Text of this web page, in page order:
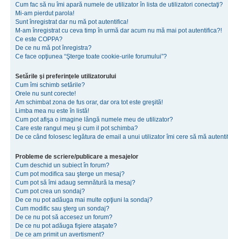
Cum fac să nu îmi apară numele de utilizator în lista de utilizatori conectaţi?
Mi-am pierdut parola!
Sunt înregistrat dar nu mă pot autentifica!
M-am înregistrat cu ceva timp în urmă dar acum nu mă mai pot autentifica?!
Ce este COPPA?
De ce nu mă pot înregistra?
Ce face opţiunea “Şterge toate cookie-urile forumului”?
Setările şi preferinţele utilizatorului
Cum îmi schimb setările?
Orele nu sunt corecte!
Am schimbat zona de fus orar, dar ora tot este greşită!
Limba mea nu este în listă!
Cum pot afişa o imagine lângă numele meu de utilizator?
Care este rangul meu şi cum il pot schimba?
De ce când folosesc legătura de email a unui utilizator îmi cere să mă
Probleme de scriere/publicare a mesajelor
Cum deschid un subiect în forum?
Cum pot modifica sau şterge un mesaj?
Cum pot să îmi adaug semnătură la mesaj?
Cum pot crea un sondaj?
De ce nu pot adăuga mai multe opţiuni la sondaj?
Cum modific sau şterg un sondaj?
De ce nu pot să accesez un forum?
De ce nu pot adăuga fişiere ataşate?
De ce am primit un avertisment?